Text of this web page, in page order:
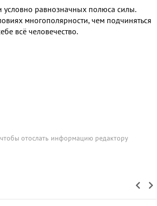
условно равнозначных полюса силы.
многополярности, чем подчиняться
всё человечество.
отослать информацию редактору